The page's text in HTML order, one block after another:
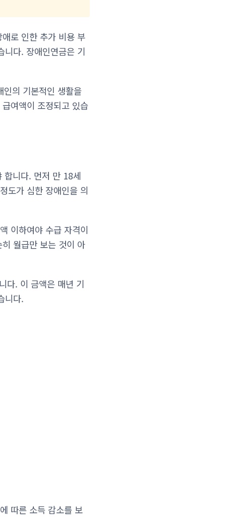
로 인한 추가 비용 부
니다. 장애인연금은 기
의 기본적인 생활을
여액이 조정되고 있습
합니다. 먼저 만 18세
도가 심한 장애인을 의
이하여야 수급 자격이
월급만 보는 것이 아
다. 이 금액은 매년 기
니다.
따른 소득 감소를 보